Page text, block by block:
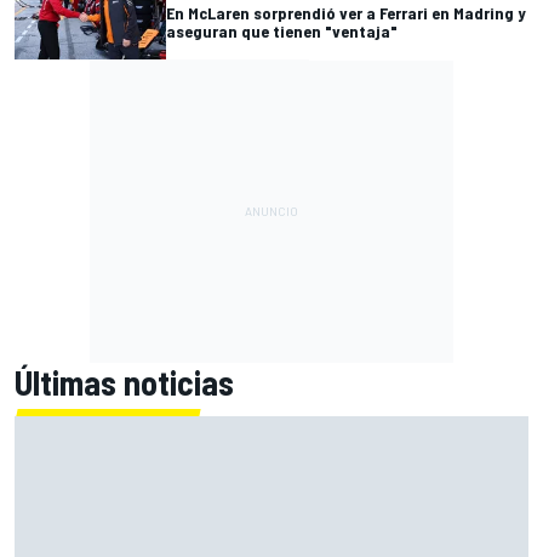
En McLaren sorprendió ver a Ferrari en Madring y
aseguran que tienen "ventaja"
Últimas noticias